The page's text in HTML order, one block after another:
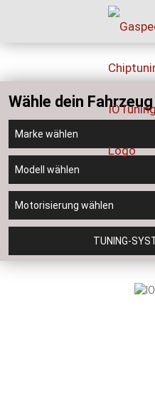
Wähle dein
TUNING-